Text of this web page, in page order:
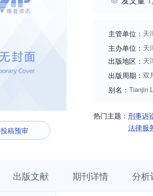
投稿预审
主管单位： 天
主办单位： 天
出版地区： 天
出版周期： 双
别名： Tianjin
热门主题： 刑事诉
法律服
出版文献 期刊详情 分析